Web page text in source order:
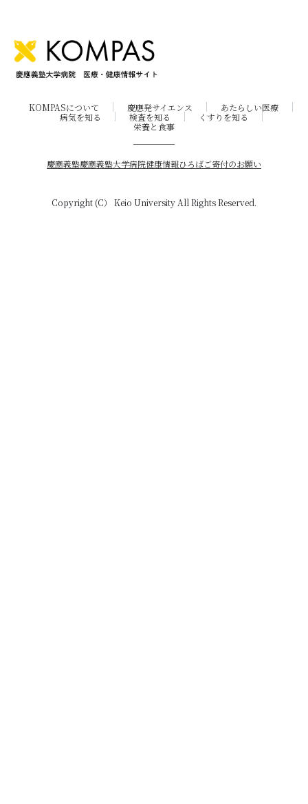
KOMPASについて 慶應発サイエンス
あたらしい医療
病気を知る
検査を知る
くすりを知る
栄養と食事
慶應義塾慶應義塾大学病院健康情報ひろばご寄付のお願い
Copyright (C） Keio University All Rights Reserved.